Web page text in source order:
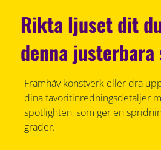
Rikta ljuset dit
denna
Framhäv konstverk eller dra
dina favoritinredningsdetaljer
spotlighten, som ger en
grader.